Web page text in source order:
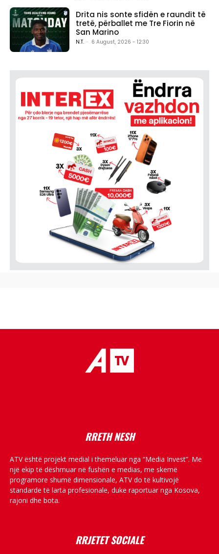
Drita nis sonte sfidën e raundit të
tretë, përballet me Tre Fiorin në
San Marino
N.T. - 6 August, 2026 - 12:30
RRETH NESH
ATV është projekt medial i themeluar nga “Media Invest”. Me
një ekip të dëshmuar në fushën e medias, me skemë
programore shumë dimensionale, ATV do të kultivojë
standarde të larta profesionale, duke raportuar nga Kosova,
rajoni dhe bota.
RRJETET SOCIALE